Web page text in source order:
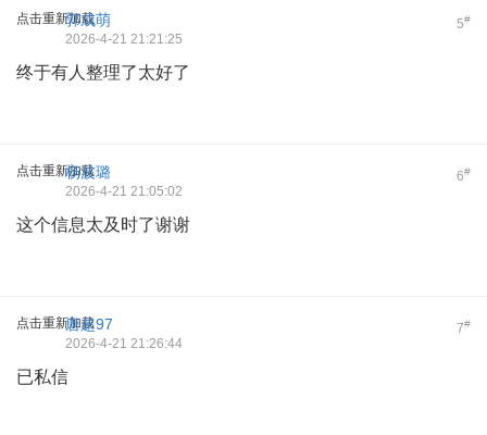
点击重新加载 5#
郭成萌
2026-4-21 21:21:25
终于有人整理了太好了
点击重新加载 6#
杨波璐
2026-4-21 21:05:02
这个信息太及时了谢谢
点击重新加载 7#
唐超97
2026-4-21 21:26:44
已私信